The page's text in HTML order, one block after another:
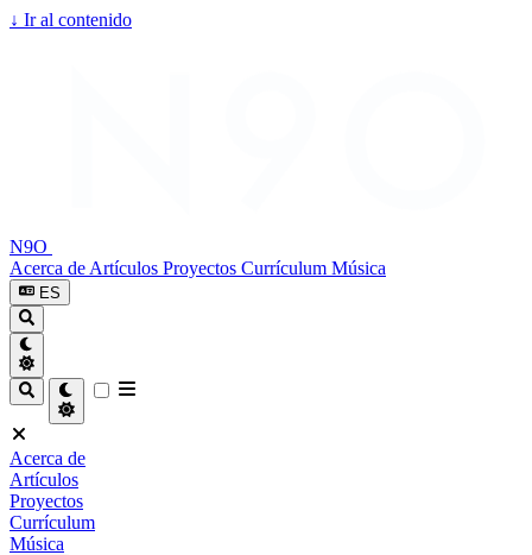
↓ Ir al contenido
N9O
Acerca de Artículos Proyectos Currículum Música
ES
Acerca de
Artículos
Proyectos
Currículum
Música